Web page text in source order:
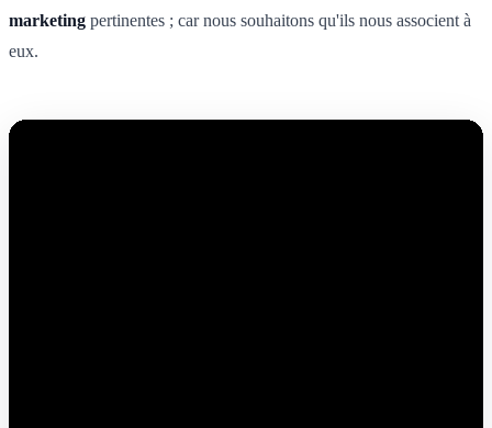
marketing pertinentes ; car nous souhaitons qu'ils nous associent à
eux.